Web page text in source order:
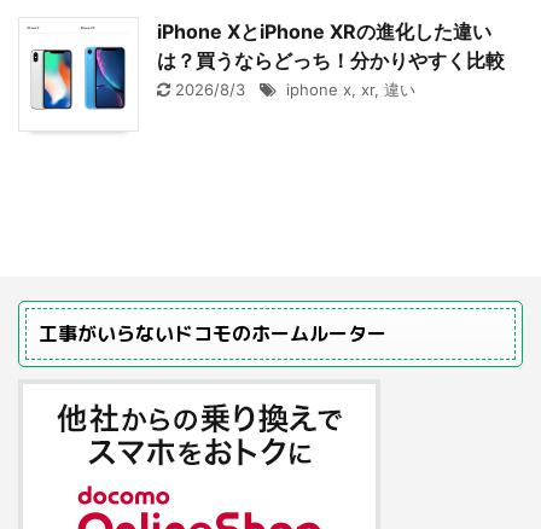
iPhone XとiPhone XRの進化した違い
は？買うならどっち！分かりやすく比較
2026/8/3 iphone x, xr, 違い
工事がいらないドコモのホームルーター